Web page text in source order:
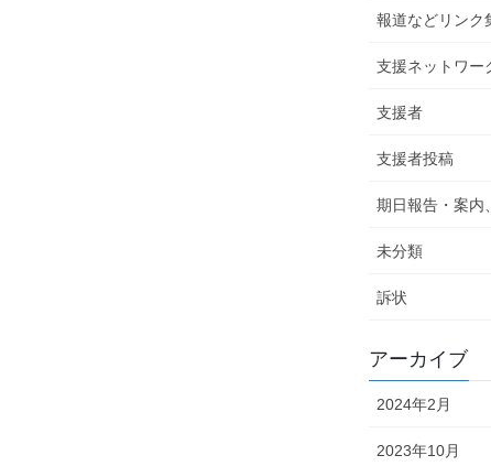
報道などリンク
支援ネットワー
支援者
支援者投稿
期日報告・案内
未分類
訴状
アーカイブ
2024年2月
2023年10月